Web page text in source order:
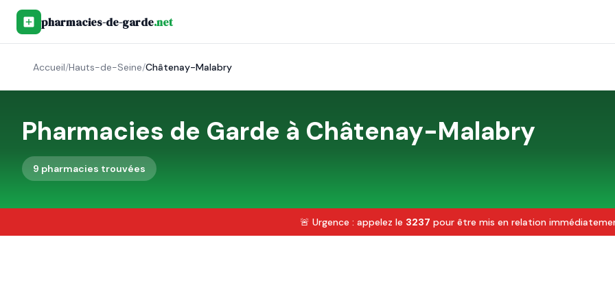
pharmacies-de-garde.net
Accueil/Hauts-de-Seine/Châtenay-Malabry
Pharmacies de Garde à Châtenay-Malabry
9 pharmacies trouvées
🚨 Urgence : appelez le 3237 pour être mis en relation